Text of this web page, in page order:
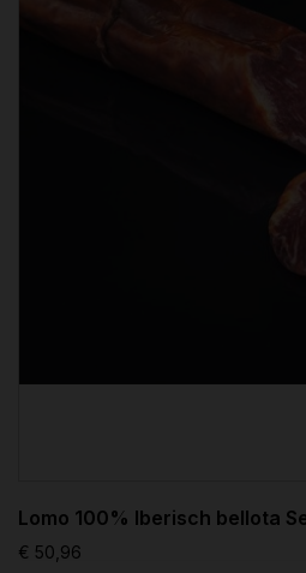
Lomo 100% Iberisch bellota
€ 50,96